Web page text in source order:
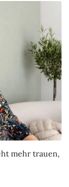
mehr trauen,